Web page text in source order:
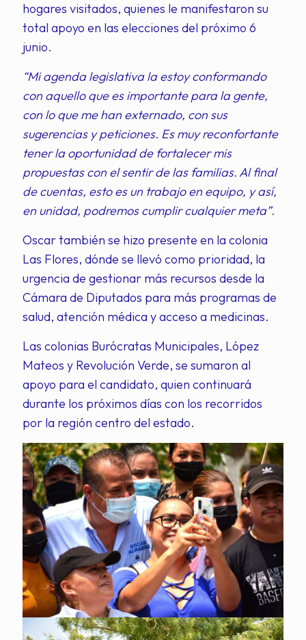
hogares visitados, quienes le manifestaron su
total apoyo en las elecciones del próximo 6
junio.
“Mi agenda legislativa la estoy conformando
con aquello que es importante para la gente,
con lo que me han externado, con sus
sugerencias y peticiones. Es muy reconfortante
tener la oportunidad de fortalecer mis
propuestas con el sentir de las familias. Al final
de cuentas, esto es un trabajo en equipo, y así,
en unidad, podremos cumplir cualquier meta”.
Oscar también se hizo presente en la colonia
Las Flores, dónde se llevó como prioridad, la
urgencia de gestionar más recursos desde la
Cámara de Diputados para más programas de
salud, atención médica y acceso a medicinas.
Las colonias Burócratas Municipales, López
Mateos y Revolución Verde, se sumaron al
apoyo para el candidato, quien continuará
durante los próximos días con los recorridos
por la región centro del estado.